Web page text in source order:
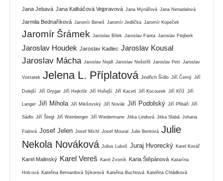
Jana Jebavá Jana Kalbáčová Vejpravová Jana Mynářová Jana Nenadalová
Jarmila Bednaříková Jaromír Beneš Jaromír Jedlička Jaromír Kopeček
Jaromír Šrámek Jaroslav Bílek Jaroslav Fanta Jaroslav Flejberk
Jaroslav Houdek Jaroslav Kadlec Jaroslav Kousal
Jaroslav Mácha Jaroslav Nejdl Jaroslav Nešetřil Jaroslav Petr Jaroslav
Vostatek Jelena L. Příplatová Jindřich Šídlo Jiří Černý Jiří
Dolejší Jiří Grygar Jiří Hejkrlík Jiří Hořejší Jiří Kacetl Jiří Kocourek Jiří Kříž Jiří
Langer Jiří Mihola Jiří Mikšovský Jiří Novák Jiří Podolský Jiří Přibáň Jiří
Sádlo Jiří Štegl Jiří Weinberger Jiří Wiedermann Jitka Lindová Jitka Slabá Johana
Fialová Josef Jelen Josef Michl Josef Moural Julie Beritová Julie
Nekola Nováková Julius Lukeš Juraj Hvorecký Karel Kovář
Karel Malinský Karel Vereš Karel Zvoník Karla Štěpánová Katarína
Holcová Kateřina Bernardová Sýkorová Kateřina Buchtová Kateřina Chládková